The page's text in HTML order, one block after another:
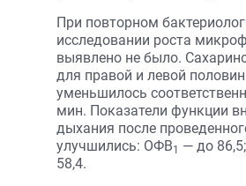
При повторном
исследовании роста
выявлено не было.
для правой и левой
уменьшилось
мин. Показатели функции
дыхания после
улучшились: ОФВ1 — до
58,4.